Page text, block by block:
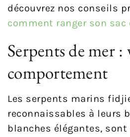
découvrez nos conseils
comment ranger son sac
Serpents de mer :
comportement
Les serpents marins
reconnaissables à leurs
blanches élégantes,